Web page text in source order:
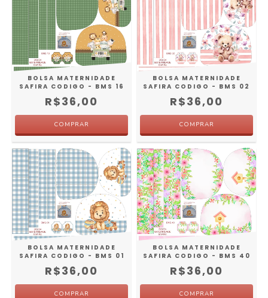
BOLSA MATERNIDADE
SAFIRA CODIGO - BMS 16
R$36,00
BOLSA MATERNIDADE
SAFIRA CODIGO - BMS 02
R$36,00
BOLSA MATERNIDADE
SAFIRA CODIGO - BMS 01
R$36,00
BOLSA MATERNIDADE
SAFIRA CODIGO - BMS 40
R$36,00